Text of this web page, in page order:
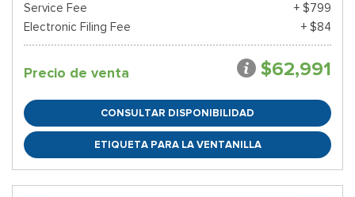
Service Fee
+ $799
Electronic Filing Fee
+ $84
Precio de venta $62,991
CONSULTAR DISPONIBILIDAD
ETIQUETA PARA LA VENTANILLA